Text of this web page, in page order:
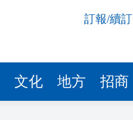
訂報/續訂
文化 地方 招商
20:31
20:42